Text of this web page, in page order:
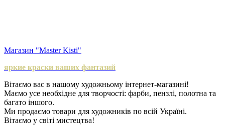
Магазин "Master Kisti"
яркие краски ваших фантазий
Вітаємо вас в нашому художньому інтернет-магазині!
Маємо усе необхідне для творчості: фарби, пензлі, полотна та
багато іншого.
Ми продаємо товари для художників по всій Україні.
Вітаємо у світі мистецтва!